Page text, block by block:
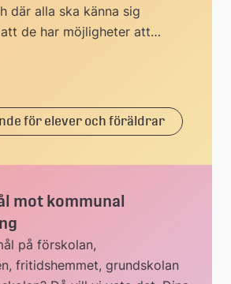
där alla ska känna sig
de har möjligheter att
för elever och föräldrar
mot kommunal
på förskolan,
fritidshemmet, grundskolan